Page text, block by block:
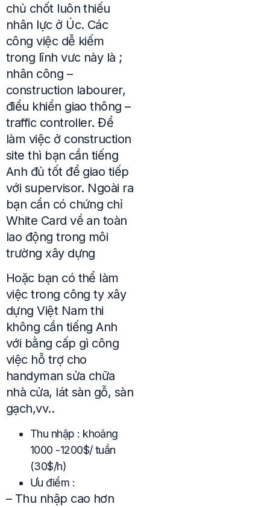
chủ chốt luôn thiếu
nhân lực ở Úc. Các
công việc dễ kiếm
trong lĩnh vưc này là ;
nhân công –
construction labourer,
điểu khiển giao thông –
traffic controller. Để
làm việc ở construction
site thì bạn cần tiếng
Anh đủ tốt để giao tiếp
với supervisor. Ngoài ra
bạn cần có chứng chỉ
White Card về an toàn
lao động trong môi
trường xây dựng
Hoặc bạn có thể làm
việc trong công ty xây
dựng Việt Nam thi
không cần tiếng Anh
với bằng cấp gì công
việc hỗ trợ cho
handyman sửa chữa
nhà cửa, lát sàn gỗ, sàn
gạch,vv..
Thu nhập : khoảng
1000 -1200$/ tuần
(30$/h)
Ưu điểm :
– Thu nhập cao hơn